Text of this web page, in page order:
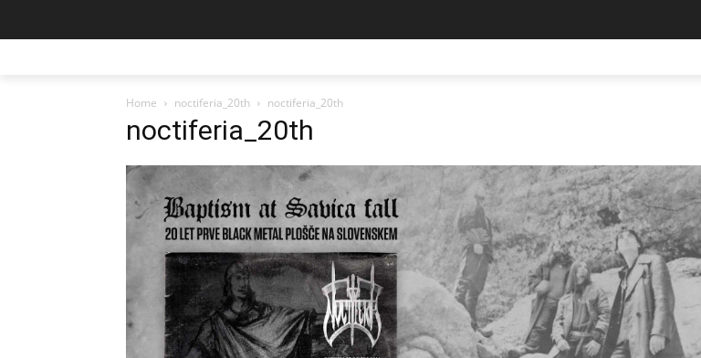
Home noctiferia_20th noctiferia_20th
noctiferia_20th